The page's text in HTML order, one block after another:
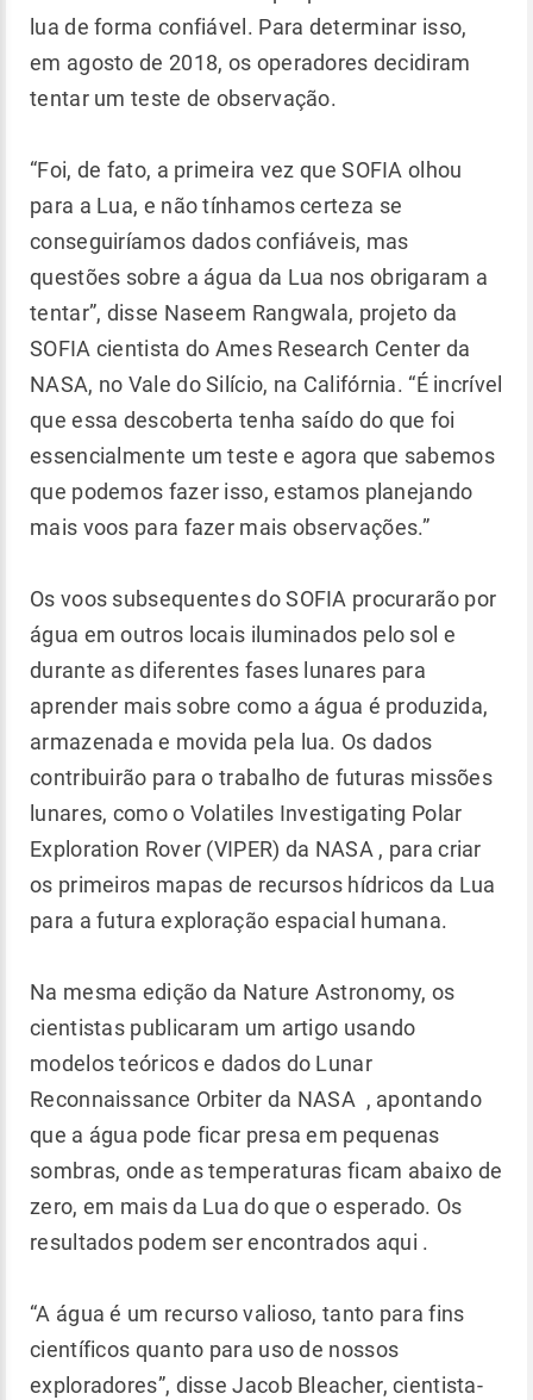
lua de forma confiável. Para determinar isso,
em agosto de 2018, os operadores decidiram
tentar um teste de observação.
“Foi, de fato, a primeira vez que SOFIA olhou
para a Lua, e não tínhamos certeza se
conseguiríamos dados confiáveis, mas
questões sobre a água da Lua nos obrigaram a
tentar”, disse Naseem Rangwala, projeto da
SOFIA cientista do Ames Research Center da
NASA, no Vale do Silício, na Califórnia. “É incrível
que essa descoberta tenha saído do que foi
essencialmente um teste e agora que sabemos
que podemos fazer isso, estamos planejando
mais voos para fazer mais observações.”
Os voos subsequentes do SOFIA procurarão por
água em outros locais iluminados pelo sol e
durante as diferentes fases lunares para
aprender mais sobre como a água é produzida,
armazenada e movida pela lua. Os dados
contribuirão para o trabalho de futuras missões
lunares, como o Volatiles Investigating Polar
Exploration Rover (VIPER) da NASA , para criar
os primeiros mapas de recursos hídricos da Lua
para a futura exploração espacial humana.
Na mesma edição da Nature Astronomy, os
cientistas publicaram um artigo usando
modelos teóricos e dados do Lunar
Reconnaissance Orbiter da NASA , apontando
que a água pode ficar presa em pequenas
sombras, onde as temperaturas ficam abaixo de
zero, em mais da Lua do que o esperado. Os
resultados podem ser encontrados aqui .
“A água é um recurso valioso, tanto para fins
científicos quanto para uso de nossos
exploradores”, disse Jacob Bleacher, cientista-